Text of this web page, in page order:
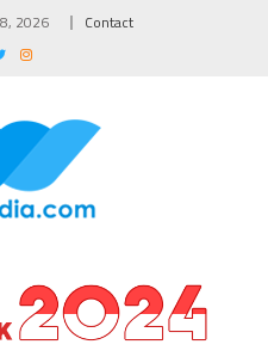
2026 Contact